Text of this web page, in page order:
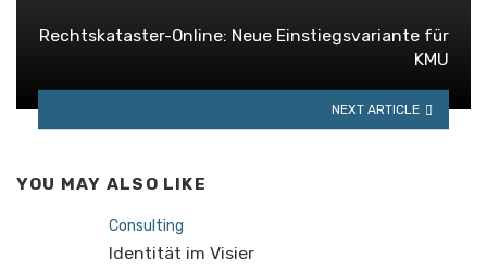
Rechtskataster-Online: Neue Einstiegsvariante für
KMU
NEXT ARTICLE
YOU MAY ALSO LIKE
Consulting
Identität im Visier